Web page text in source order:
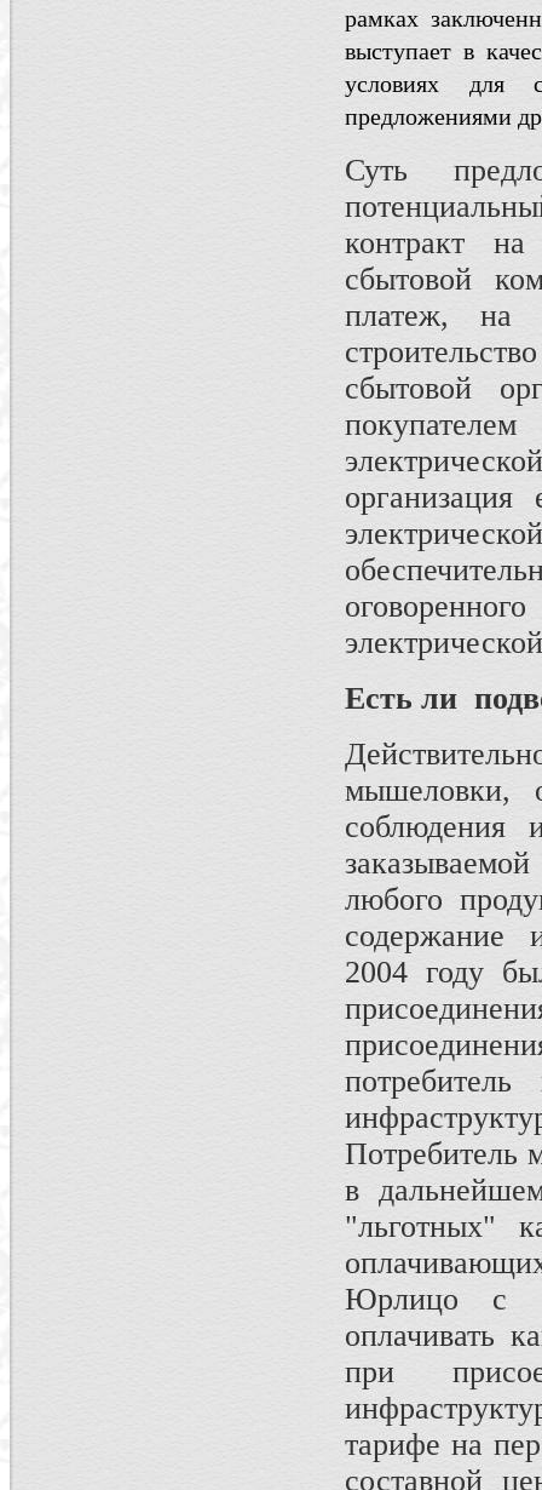
рамках
выступает в
условиях для
предложениями
Суть
контракт на
сбытовой
платеж, на
сбытовой
Есть ли
мышеловки,
соблюдения
любого
содержание
2004 году
Потребитель
в
"льготных"
Юрлицо с
оплачивать
при
тарифе на
составной